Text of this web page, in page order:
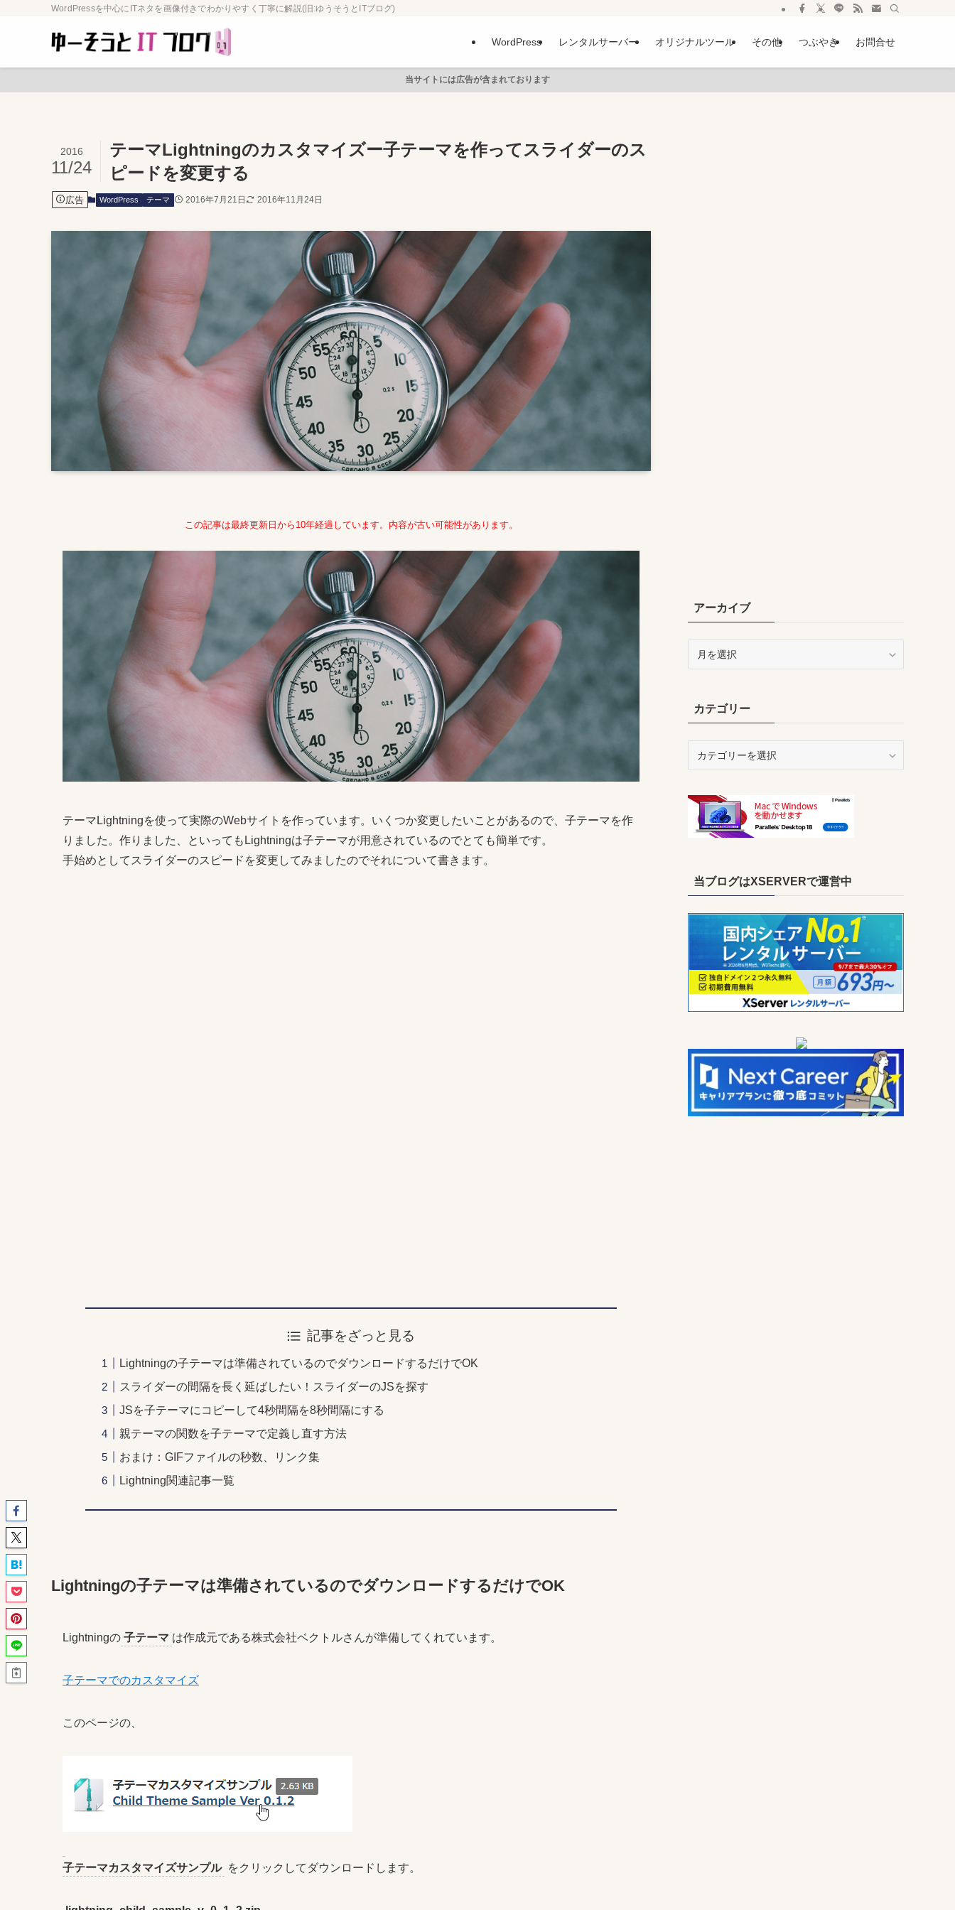
WordPressを中心にITネタを画像付きでわかりやすく丁寧に解説(旧:ゆうそうとITブログ)
WordPress レンタルサーバー オリジナルツール その他 つぶやき お問合せ
当サイトには広告が含まれております
テーマLightningのカスタマイズー子テーマを作ってスライダーのス
ピードを変更する
2016
11/24
広告 WordPress テーマ 2016年7月21日 2016年11月24日
この記事は最終更新日から10年経過しています。内容が古い可能性があります。
テーマLightningを使って実際のWebサイトを作っています。いくつか変更したいことがあるので、子テーマを作
りました。作りました、といってもLightningは子テーマが用意されているのでとても簡単です。
手始めとしてスライダーのスピードを変更してみましたのでそれについて書きます。
記事をざっと見る
Lightningの子テーマは準備されているのでダウンロードするだけでOK
スライダーの間隔を長く延ばしたい！スライダーのJSを探す
JSを子テーマにコピーして4秒間隔を8秒間隔にする
親テーマの関数を子テーマで定義し直す方法
おまけ：GIFファイルの秒数、リンク集
Lightning関連記事一覧
Lightningの子テーマは準備されているのでダウンロードするだけでOK
Lightningの 子テーマ は作成元である株式会社ベクトルさんが準備してくれています。
子テーマでのカスタマイズ
このページの、
子テーマカスタマイズサンプル をクリックしてダウンロードします。
アーカイブ
ブカテゴリー
リ
当ブログはXSERVERで運営中